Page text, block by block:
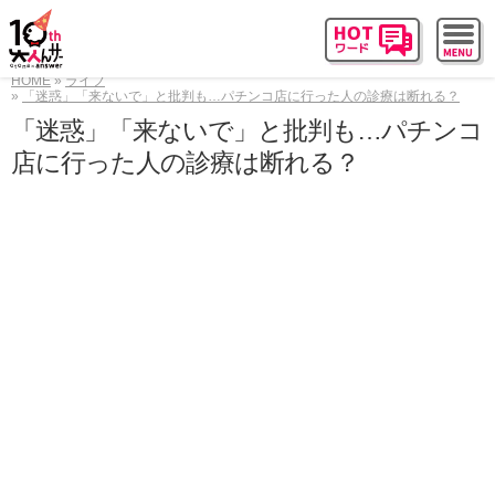
HOME
ライフ
「迷惑」「来ないで」と批判も…パチンコ店に行った人の診療は断れる？
「迷惑」「来ないで」と批判も…パチンコ
店に行った人の診療は断れる？